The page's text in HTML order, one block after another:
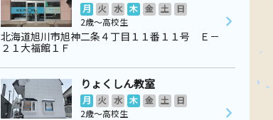
月 火 水 木 金 土
日
2歳～高校生
北海道旭川市旭神二条４丁目１１番１１号 Ｅ－
２１大福館１Ｆ
りょくしん教室
月 火 水 木 金 土
日
2歳～高校生